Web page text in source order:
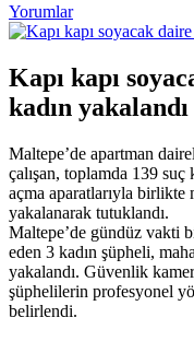
Yorumlar
Kapı kapı
kadın yakalandı
Maltepe’de apartman
çalışan, toplamda 139 suç
açma aparatlarıyla birlikte
yakalanarak tutuklandı.
Maltepe’de gündüz vakti
eden 3 kadın şüpheli,
yakalandı. Güvenlik
şüphelilerin profesyonel
belirlendi.